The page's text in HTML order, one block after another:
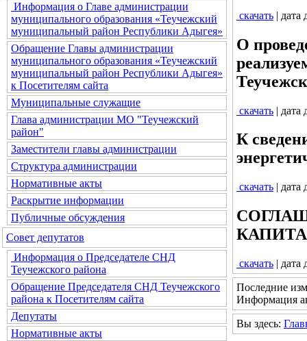
Информация о Главе администрации
муниципального образования «Теучежский
муниципальный район Республики Адыгея»
Обращение Главы администрации
муниципального образования «Теучежский
муниципальный район Республики Адыгея»
к Посетителям сайта
Муниципальные служащие
Глава администрации МО "Теучежский
район"
Заместители главы администрации
Структура администрации
Нормативные акты
Раскрытие информации
Публичные обсуждения
Совет депутатов
Информация о Председателе СНД
Теучежского района
Обращение Председателя СНД Теучежского
района к Посетителям сайта
Депутаты
Нормативные акты
скачать | дата
О
скачать | дата
К
скачать | дата
скачать | дата
Последние
Информация
Вы здесь: